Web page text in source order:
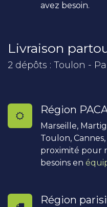
avez besoin.
Livraison
2 dépôts : Toulon -
Région
Marseille,
Toulon,
proximité pour
besoins en
Région